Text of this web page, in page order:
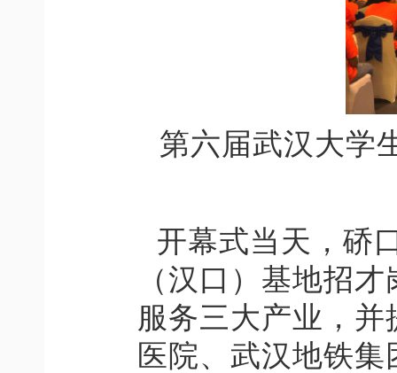
第六届武汉大学
开幕式当天，硚
（汉口）基地招
服务三大产业，
医院、武汉地铁